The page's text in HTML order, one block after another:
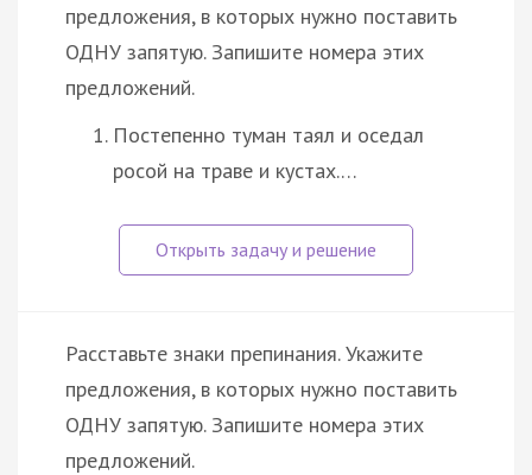
предложения, в которых нужно поставить
ОДНУ запятую. Запишите номера этих
предложений.
Постепенно туман таял и оседал
росой на траве и кустах.…
Расставьте знаки препинания. Укажите
предложения, в которых нужно поставить
ОДНУ запятую. Запишите номера этих
предложений.